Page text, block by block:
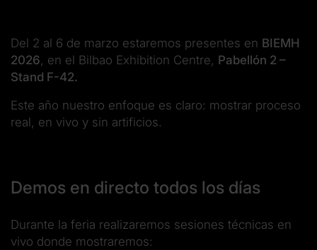
Del 2 al 6 de marzo estaremos presentes en BIEMH
2026, en el Bilbao Exhibition Centre, Pabellón 2 –
Stand F-42.
Este año nuestro enfoque es claro: mostrar proceso
real, en vivo y sin artificios.
Demos en directo todos los días
Durante la feria realizaremos sesiones técnicas en
vivo donde mostraremos: